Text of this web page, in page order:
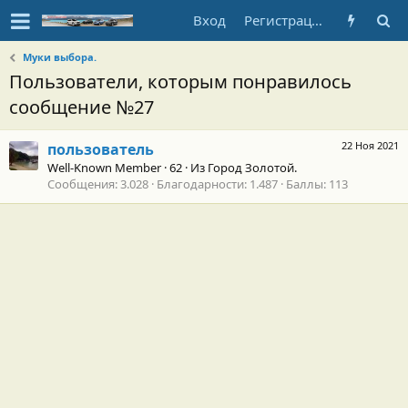
Вход Регистрация
Муки выбора.
Пользователи, которым понравилось
сообщение №27
22 Ноя 2021
пользователь
Well-Known Member ·62 · Из Город Золотой.
Сообщения 3.028 Благодарности 1.487 Баллы 113